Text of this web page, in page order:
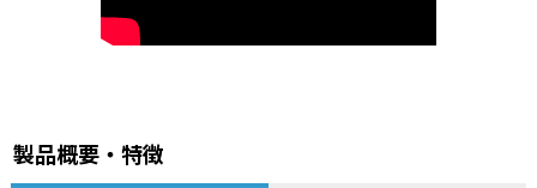
製品概要・特徴